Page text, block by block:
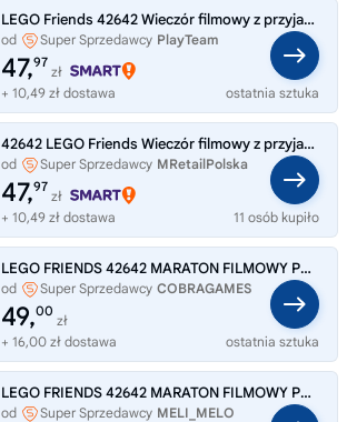
LEGO Friends 42642 Wieczór filmowy z przyjaciółmi
od Super Sprzedawcy PlayTeam
47,97
zł
+ 10,49 zł dostawa
ostatnia sztuka
42642 LEGO Friends Wieczór filmowy z przyjaciółmi
od Super Sprzedawcy MRetailPolska
47,97
zł
+ 10,49 zł dostawa
11 osób kupiło
LEGO FRIENDS 42642 MARATON FILMOWY PRZYJACIÓŁEK 6+ NOWY
od Super Sprzedawcy COBRAGAMES
49,00
zł
+ 16,00 zł dostawa
ostatnia sztuka
LEGO FRIENDS 42642 MARATON FILMOWY PRZYJACIÓŁEK
od Super Sprzedawcy MELI_MELO